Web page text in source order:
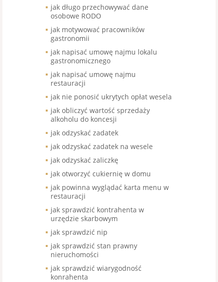
jak długo przechowywać dane
osobowe RODO
jak motywować pracowników
gastronomii
jak napisać umowę najmu lokalu
gastronomicznego
jak napisać umowę najmu
restauracji
jak nie ponosić ukrytych opłat wesela
jak obliczyć wartość sprzedaży
alkoholu do koncesji
jak odzyskać zadatek
jak odzyskać zadatek na wesele
jak odzyskać zaliczkę
jak otworzyć cukiernię w domu
jak powinna wyglądać karta menu w
restauracji
jak sprawdzić kontrahenta w
urzędzie skarbowym
jak sprawdzić nip
jak sprawdzić stan prawny
nieruchomości
jak sprawdzić wiarygodność
konrahenta